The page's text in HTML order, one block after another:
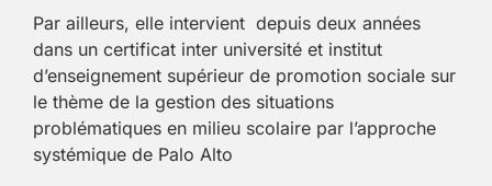
Par ailleurs, elle intervient depuis deux années
dans un certificat inter université et institut
d’enseignement supérieur de promotion sociale sur
le thème de la gestion des situations
problématiques en milieu scolaire par l’approche
systémique de Palo Alto